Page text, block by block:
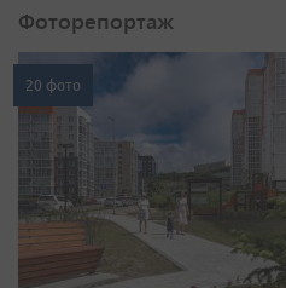
Фоторепортаж
20 фото